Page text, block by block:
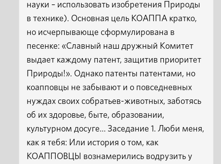
науки – использовать изобретения Природы
в технике). Основная цель КОАППА кратко,
но исчерпывающе сформулирована в
песенке: «Славный наш дружный Комитет
выдает каждому патент, защитив приоритет
Природы!». Однако патенты патентами, но
коапповцы не забывают и о повседневных
нуждах своих собратьев-животных, заботясь
об их здоровье, быте, образовании,
культурном досуге… Заседание 1. Люби меня,
как я тебя: Или история о том, как
КОАППОВЦЫ вознамерились водрузить у